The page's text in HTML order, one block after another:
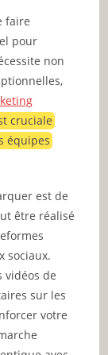
faire
pour
non
cruciale
équipes
est de
être réalisé
sociaux.
vidéos de
sur les
votre